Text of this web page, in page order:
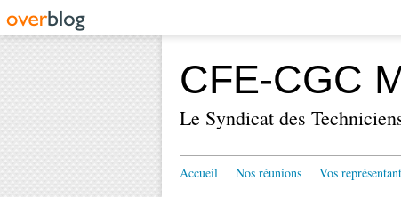
CFE-CGC
Le Syndicat des
Accueil Nos réunions Vos